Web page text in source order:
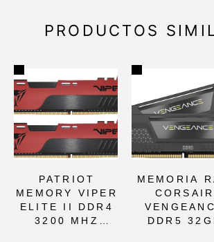
PRODUCTOS
PATRIOT
MEMORY VIPER
ELITE II DDR4
3200 MHZ
MEMORIA
CORSAIR
DDR5